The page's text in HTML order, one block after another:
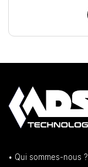
• Qui sommes-nous ?